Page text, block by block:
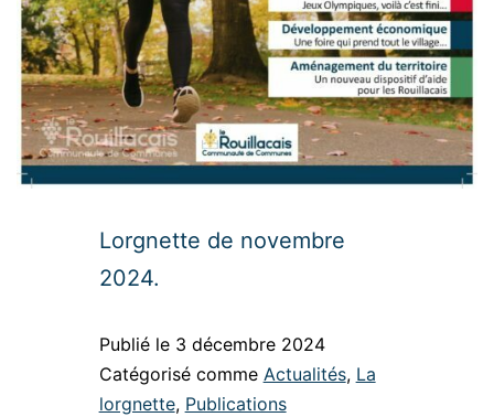
Lorgnette de novembre
2024.
Publié le 3 décembre 2024
Catégorisé comme Actualités, La
lorgnette, Publications